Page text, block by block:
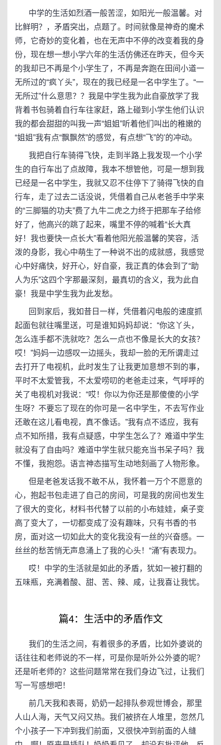
中学的生活如烈酒一般苦涩，如阳光一般温馨。对
比鲜明？，矛盾突出，点题了。时间就像是神奇的魔术
师，它奇妙的变化着，也在无声中不停的改变着我的身
份，现在想一想小学六年的生活仿佛还在昨天，但今天
的我却已不再是个小学生了，不再是奔跑在田间小道一
无所过的“疯丫头”，现在的我已经是一名中学生了。“一
无所过”什么意思？？我是中学生我为此自豪放学了我
背着书包骑着自行车往家赶，路上碰到小学生他们认识
我的都会甜甜的叫我一声“姐姐”听着他们叫出的稚嫩的
“姐姐”我有点“飘飘然”的感觉，有点想“飞”的'的冲动。
我把自行车骑得飞快，走到半路上我发现一个小学
生的自行车出了点故障，我本不想管他，可是一想到我
已经是一名中学生，我就又忍不住停下了骑得飞快的自
行车，走了过去二话没说，凭借着自己从老爸手中学来
的“三脚猫的功夫”费了九牛二虎之力终于把那车子给修
好了，他高兴的跳了起来，嘴里不停的喊着“长大真
好！我也要快一点长大”看着他阳光般温馨的笑容，活
泼的身影，我心中萌生了一种说不出的成就感，我感觉
心中好痛快，好开心，好自豪，我正真的体会到了“助
人为乐”这四个字那最深刻，最真切的含义，我为此自
豪！我是中学生我为此发愁。
回到家后，我如昔日一样，凭借着闪电般的速度抓
起面包就往嘴里送，可是谁知妈妈却说：“你这丫头，
怎么连手都不洗就吃？怎么一点也不像是长大的女孩？
哎！”妈妈一边感叹一边摇头，我却一脸的无所谓走过
去打开了电视机，此时发生了让我更加意想不到的事，
平时不太爱管我，不太爱唠叨的老爸走过来，气呼呼的
关了电视机对我说：“哎！你以为你还是那傻傻的小学
生呀？不要忘了现在的你可是一名中学生，不去写作业
还敢在这儿看电视，真不像话。”我有点不适应，我有
点不知所措，我有点疑惑，中学生怎么了？难道中学生
就没有了自由吗？难道中学生就只能充当书呆子吗？我
不懂，我抱怨。语言神态描写生动地刻画了人物形象。
但是老爸发话我不敢不从，我怀着一万个不愿意的
心，抱起书包走进了自己的房间，可是我的房间也发生
了很大的变化，材料书代替了以前的小布娃娃，桌子变
高了变大了，一切都变成了没有趣味，只有书香的书
房，面对这一切如此大的变化我没有一丝的兴奋感。一
丝丝的愁苦悄无声息涌上了我的心头！“涌”有表现力。
哎！中学的生活就是如此的矛盾，犹如一被打翻的
五味瓶，充满着酸、甜、苦、辣、咸，让我喜让我忧。
篇4：生活中的矛盾作文
我们的生活之间，有着很多的矛盾，比如外婆说的
话往往和老师说的不一样，可是你是听外公外婆的呢？
还是听老师的？这些问题常常在我们身边飞过，让我们
写一写感想吧！
前几天我和表哥，奶奶一起排队参观世博会，那里
人山人海，天气又闷又热。我们被挤在人堆里，忽然几
个小孩子一下冲到我们前面，又很快冲到前面的人缝